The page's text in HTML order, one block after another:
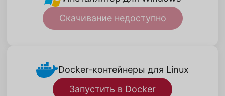
Скачивание недоступно
Docker-контейнеры для Linux
Запустить в Docker